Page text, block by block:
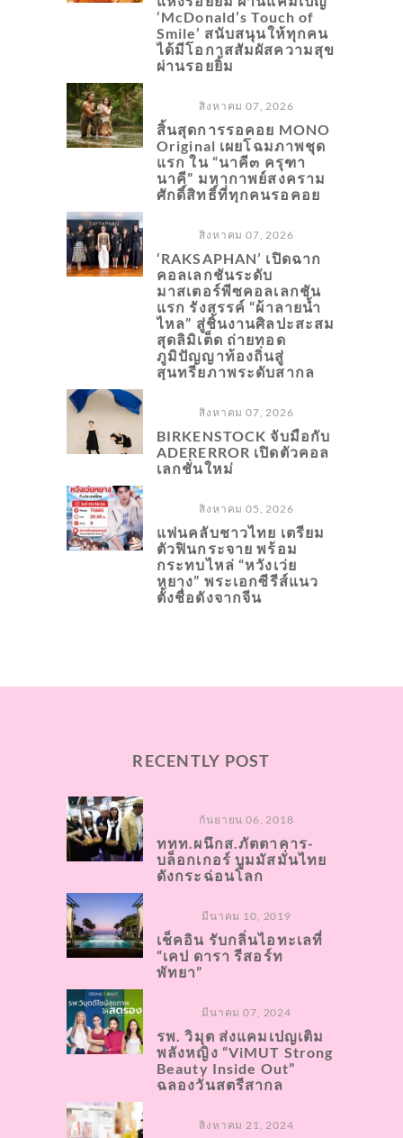
‘McDonald’s Touch of
Smile’ สนับสนุนให้ทุกคน
ได้มีโอกาสสัมผัสความสุข
ผ่านรอยยิ้ม
สิงหาคม 07, 2026
สิ้นสุดการรอคอย MONO
Original เผยโฉมภาพชุด
แรก ใน “นาคี๓ ครุฑา
นาคี” มหากาพย์สงคราม
ศักดิ์สิทธิ์ที่ทุกคนรอคอย
สิงหาคม 07, 2026
‘RAKSAPHAN’ เปิดฉาก
คอลเลกชันระดับ
มาสเตอร์พีซคอลเลกชัน
แรก รังสรรค์ “ผ้าลายน้ำ
ไหล” สู่ชิ้นงานศิลปะสะสม
สุดลิมิเต็ด ถ่ายทอด
ภูมิปัญญาท้องถิ่นสู่
สุนทรียภาพระดับสากล
สิงหาคม 07, 2026
BIRKENSTOCK จับมือกับ
ADERERROR เปิดตัวคอล
เลกชั่นใหม่
สิงหาคม 05, 2026
แฟนคลับชาวไทย เตรียม
ตัวฟินกระจาย พร้อม
กระทบไหล่ “หวังเว่ย
หยาง” พระเอกซีรีส์แนว
ตั้งชื่อดังจากจีน
RECENTLY POST
กันยายน 06, 2018
ททท.ผนึกส.ภัตตาคาร-
บล็อกเกอร์ บูมมัสมั่นไทย
ดังกระฉ่อนโลก
มีนาคม 10, 2019
เช็คอิน รับกลิ่นไอทะเลที่
“เคป ดารา รีสอร์ท
พัทยา”
มีนาคม 07, 2024
รพ. วิมุต ส่งแคมเปญเติม
พลังหญิง “ViMUT Strong
Beauty Inside Out”
ฉลองวันสตรีสากล
สิงหาคม 21, 2024